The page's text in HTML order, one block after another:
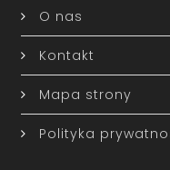
O nas
Kontakt
Mapa strony
Polityka